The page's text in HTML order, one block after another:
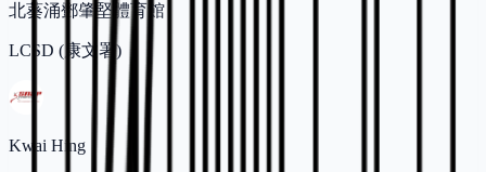
北葵涌鄧肇堅體育館
LCSD (康文署)
Kwai Hing